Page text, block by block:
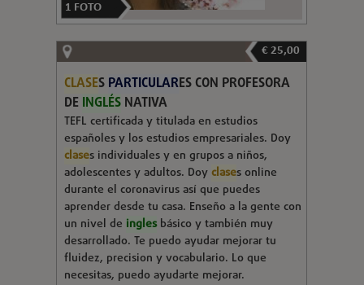
1 FOTO
€ 25,00
CLASES PARTICULARES CON PROFESORA
DE INGLÉSNATIVA
TEFL certificada y titulada en estudios
españoles y los estudios empresariales. Doy
clases individuales y en grupos a niños,
adolescentes y adultos. Doyclases online
durante el coronavirus así que puedes
aprender desde tu casa. Enseño a la gente con
un nivel de inglesbásico y también muy
desarrollado. Te puedo ayudar mejorar tu
fluidez, precision y vocabulario. Lo que
necesitas, puedo ayudarte mejorar.